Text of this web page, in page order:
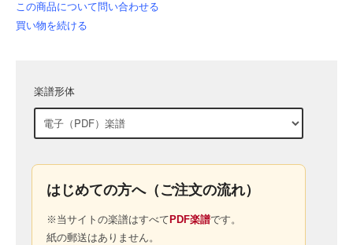
この商品について問い合わせる
買い物を続ける
楽譜形体
はじめての方へ（ご注文の流れ）
※当サイトの楽譜はすべて PDF楽譜です。
紙の郵送はありません。